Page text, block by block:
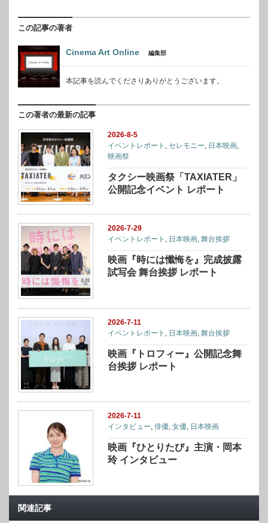
この記事の著者
Cinema Art Online 編集部
本記事を読んでくださりありがとうございます。
この著者の最新の記事
2026-8-5
イベントレポート , セレモニー, 日本映画,
映画祭
タクシー映画祭「TAXIATER」
公開記念イベント レポート
2026-7-29
イベントレポート , 日本映画,舞台挨拶
映画『時には懺悔を』完成披露
試写会 舞台挨拶 レポート
2026-7-11
イベントレポート
日本映画 ,舞台挨拶
映画『トロフィー』公開記念舞
台挨拶 レポート
2026-7-11
インタビュー,俳優,女優, 日本映画
映画『ひとりたび』主演・岡本
玲 インタビュー
関連記事